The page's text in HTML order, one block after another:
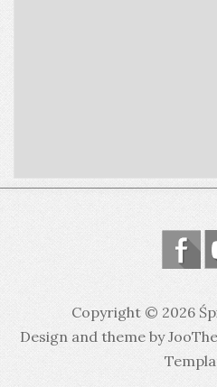
Copyright © 2026
Design and theme by